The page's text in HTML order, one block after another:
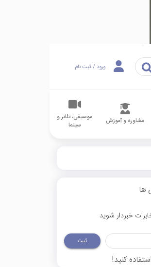
ورود / ثبت نام
مشاوره و آموزش
موسیقی، تئاتر و
سینما
ها
خبردار شوید
ثبت
کنید!